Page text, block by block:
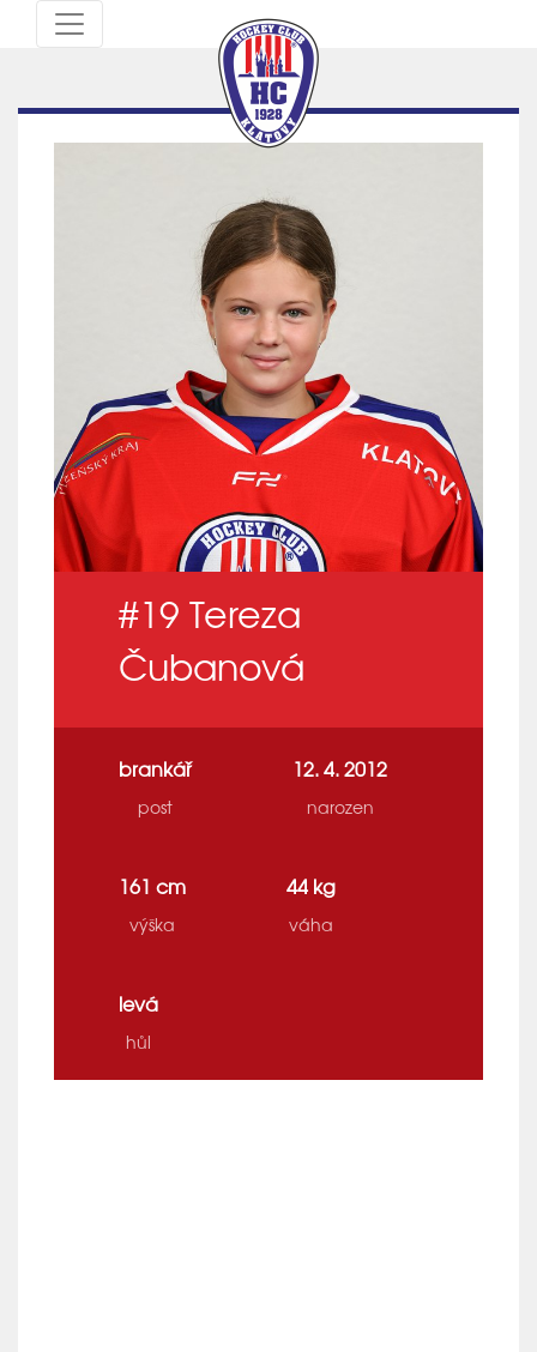
#19 Tereza
Čubanová
brankář
post
12. 4. 2012
narozen
161 cm
výška
44 kg
váha
levá
hůl